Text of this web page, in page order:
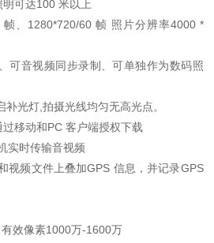
可达100 米以上
、1280*720/60 帧 照片分辨率4000 *
可音视频同步录制、可单独作为数码照
光灯,拍摄光线均匀无高光点。
移动和PC 客户端授权下载
实时传输音视频
视频文件上叠加GPS 信息，并记录GPS
效像素1000万-1600万